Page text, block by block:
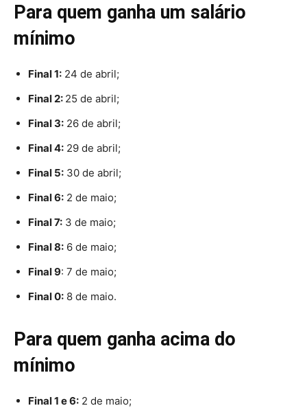
Para quem ganha um salário
mínimo
Final 1: 24 de abril;
Final 2: 25 de abril;
Final 3: 26 de abril;
Final 4: 29 de abril;
Final 5: 30 de abril;
Final 6: 2 de maio;
Final 7: 3 de maio;
Final 8: 6 de maio;
Final 9: 7 de maio;
Final 0: 8 de maio.
Para quem ganha acima do
mínimo
Final 1 e 6: 2 de maio;